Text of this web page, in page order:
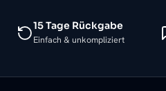
15 Tage Rückgabe
Einfach & unkompliziert